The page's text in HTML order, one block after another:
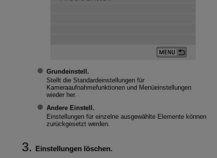
Grundeinstell.
Stellt die Standardeinstellungen für
Kameraaufnahmefunktionen und Menüeinstellungen
wieder her.
Andere Einstell.
Einstellungen für einzelne ausgewählte Elemente können
zurückgesetzt werden.
Einstellungen löschen.